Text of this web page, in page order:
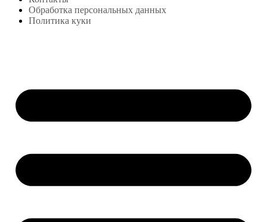
Обработка персональных данных
Политика куки